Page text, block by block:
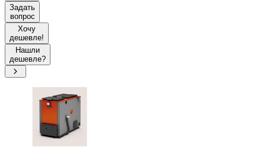
Задать
вопрос
Хочу
дешевле!
Нашли
дешевле?